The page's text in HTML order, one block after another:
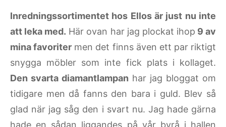
Inredningssortimentet hos Ellos är just nu inte
att leka med. Här ovan har jag plockat ihop 9 av
mina favoriter men det finns även ett par riktigt
snygga möbler som inte fick plats i kollaget.
Den svarta diamantlampan har jag bloggat om
tidigare men då fanns den bara i guld. Blev så
glad när jag såg den i svart nu. Jag hade gärna
hade en sådan liggandes på vår byrå i hallen